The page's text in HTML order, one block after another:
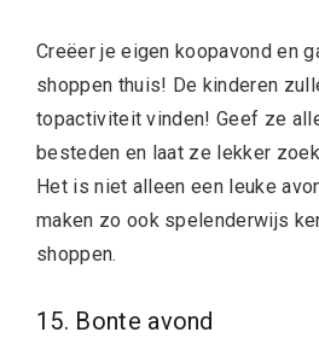
Creëer je eigen koopavond en
shoppen thuis! De kinderen
topactiviteit vinden! Geef ze
besteden en laat ze lekker
Het is niet alleen een leuke
maken zo ook spelenderwijs
shoppen.
15. Bonte avond